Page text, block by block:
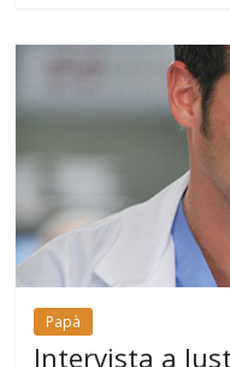
Papà
Intervista a